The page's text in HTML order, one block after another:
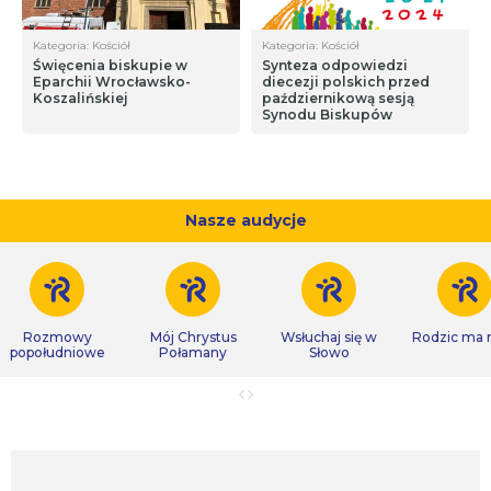
Kategoria: Kościół
Święcenia biskupie w
Eparchii Wrocławsko-
Koszalińskiej
Kategoria: Kościół
Synteza odpowiedzi
diecezji polskich przed
październikową sesją
Synodu Biskupów
Nasze audycje
Rozmowy
popołudniowe
Mój Chrystus
Połamany
Wsłuchaj się w
Słowo
Rodzic ma